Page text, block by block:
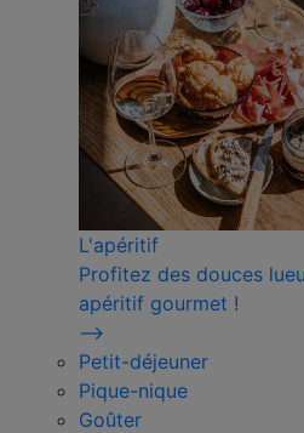
L'apéritif
Profitez des douces
apéritif gourmet !
⟶
Petit-déjeuner
Pique-nique
Goûter